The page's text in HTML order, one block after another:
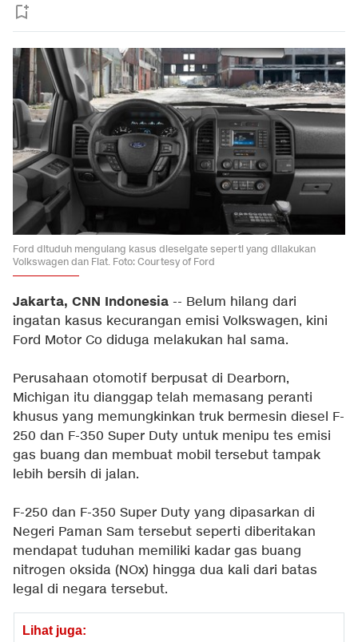
Ford dituduh mengulang kasus dieselgate seperti yang dilakukan
Volkswagen dan Fiat. Foto: Courtesy of Ford
Jakarta, CNN Indonesia -- Belum hilang dari
ingatan kasus kecurangan emisi Volkswagen, kini
Ford Motor Co diduga melakukan hal sama.
Perusahaan otomotif berpusat di Dearborn,
Michigan itu dianggap telah memasang peranti
khusus yang memungkinkan truk bermesin diesel F-
250 dan F-350 Super Duty untuk menipu tes emisi
gas buang dan membuat mobil tersebut tampak
lebih bersih di jalan.
F-250 dan F-350 Super Duty yang dipasarkan di
Negeri Paman Sam tersebut seperti diberitakan
mendapat tuduhan memiliki kadar gas buang
nitrogen oksida (NOx) hingga dua kali dari batas
legal di negara tersebut.
Lihat juga: